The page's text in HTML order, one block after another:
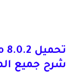
شرح جميع